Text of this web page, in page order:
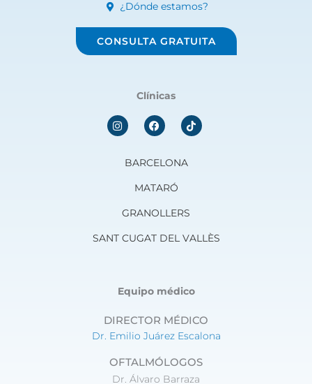
¿Dónde estamos?
CONSULTA GRATUITA
Clínicas
I
n
s
F
a
c
b
o
k
BARCELONA
MATARÓ
GRANOLLERS
SANT CUGAT DEL VALLÈS
Equipo médico
DIRECTOR MÉDICO
Dr. Emilio Juárez Escalona
OFTALMÓLOGOS
Dr. Álvaro Barraza